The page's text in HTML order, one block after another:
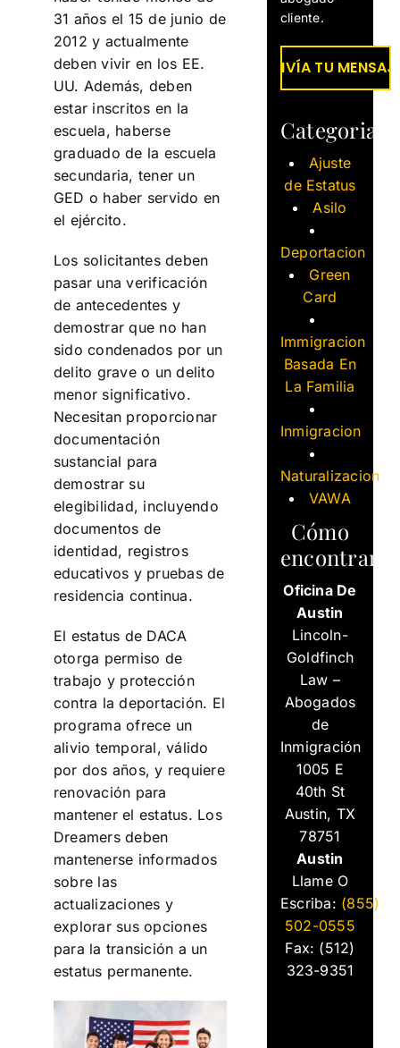
31 años el 15 de junio de
2012 y actualmente
deben vivir en los EE.
UU. Además, deben
estar inscritos en la
escuela, haberse
graduado de la escuela
secundaria, tener un
GED o haber servido en
el ejército.
Los solicitantes deben
pasar una verificación
de antecedentes y
demostrar que no han
sido condenados por un
delito grave o un delito
menor significativo.
Necesitan proporcionar
documentación
sustancial para
demostrar su
elegibilidad, incluyendo
documentos de
identidad, registros
educativos y pruebas de
residencia continua.
El estatus de DACA
otorga permiso de
trabajo y protección
contra la deportación. El
programa ofrece un
alivio temporal, válido
por dos años, y requiere
renovación para
mantener el estatus. Los
Dreamers deben
mantenerse informados
sobre las
actualizaciones y
explorar sus opciones
para la transición a un
estatus permanente.
cliente.
Categorias
Ajuste
de Estatus
Asilo
Deportacion
Green
Card
Immigracion
Basada En
La Familia
Inmigracion
Naturalizacion
VAWA
Cómo
Oficina De
Austin
Lincoln-
Goldfinch
Law –
Abogados
de
Inmigración
1005 E
40th St
Austin, TX
78751
Austin
Llame O
Escriba: (855)
502-0555
Fax: (512)
323-9351